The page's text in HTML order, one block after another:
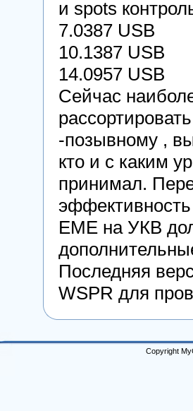
и spots
7.0387 USB
10.1387 USB
14.0957 USB
Сейчас
-позывному ,
кто и с каким
принимал.
ЕМЕ на УКВ
Последняя
WSPR для
Copyright